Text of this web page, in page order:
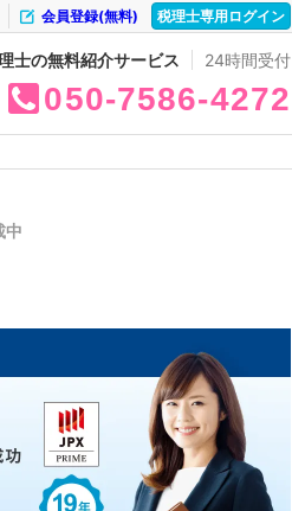
税理士専用ログイン
会員登録(無料)
士の無料紹介サービス 24時間受付
050 7586 4272
中